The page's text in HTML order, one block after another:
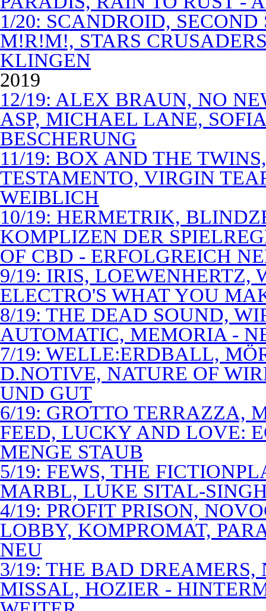
1/20: SCANDROID,
M!R!M!, STARS
KLINGEN
2019
12/19: ALEX BRAUN, NO
ASP, MICHAEL LANE,
BESCHERUNG
11/19: BOX AND THE
TESTAMENTO, VIRGIN
WEIBLICH
10/19: HERMETRIK,
KOMPLIZEN DER
OF CBD - ERFOLGREICH
9/19: IRIS, LOEWENHERTZ,
ELECTRO'S WHAT YOU
8/19: THE DEAD SOUND,
AUTOMATIC, MEMORIA -
7/19: WELLE:ERDBALL,
D.NOTIVE, NATURE OF
UND GUT
6/19: GROTTO TERRAZZA,
FEED, LUCKY AND LOVE:
MENGE STAUB
5/19: FEWS, THE
MARBL, LUKE SITAL-
4/19: PROFIT PRISON,
LOBBY, KOMPROMAT,
NEU
3/19: THE BAD
MISSAL, HOZIER -